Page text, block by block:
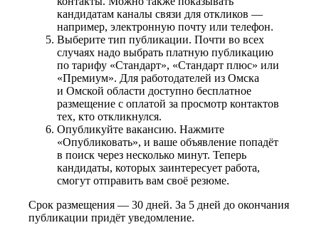
кандидатам каналы связи для откликов —
например, электронную почту или телефон.
Выберите тип публикации. Почти во всех
случаях надо выбрать платную публикацию
по тарифу «Стандарт», «Стандарт плюс» или
«Премиум». Для работодателей из Омска
и Омской области доступно бесплатное
размещение с оплатой за просмотр контактов
тех, кто откликнулся.
Опубликуйте вакансию. Нажмите
«Опубликовать», и ваше объявление попадёт
в поиск через несколько минут. Теперь
кандидаты, которых заинтересует работа,
смогут отправить вам своё резюме.
Срок размещения — 30 дней. За 5 дней до окончания
публикации придёт уведомление.